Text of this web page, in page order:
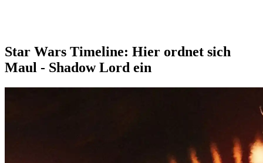
Star Wars Timeline: Hier ordnet sich
Maul - Shadow Lord ein